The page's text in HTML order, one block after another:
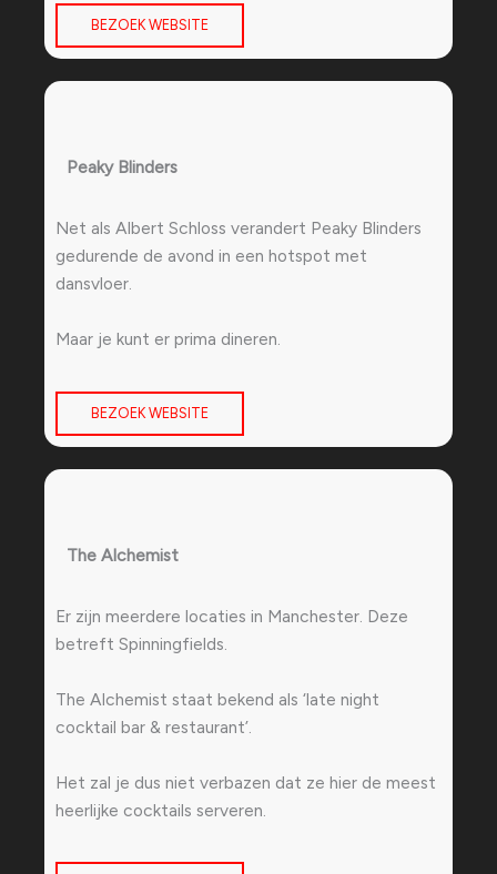
BEZOEK WEBSITE
Peaky Blinders
Net als Albert Schloss verandert Peaky Blinders
gedurende de avond in een hotspot met
dansvloer.
Maar je kunt er prima dineren.
BEZOEK WEBSITE
The Alchemist
Er zijn meerdere locaties in Manchester. Deze
betreft Spinningfields.
The Alchemist staat bekend als ‘late night
cocktail bar & restaurant’.
Het zal je dus niet verbazen dat ze hier de meest
heerlijke cocktails serveren.